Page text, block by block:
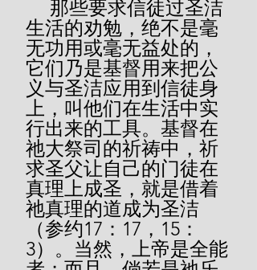
生活的劝勉，绝不是毫
无功用或毫无益处的，
它们乃是基督用来把公
义与圣洁应用到信徒身
上，叫他们在生活中实
行出来的工具。基督在
祂大祭司的祈祷中，祈
求圣父让自己的门徒在
真理上成圣，就是借着
祂真理的道成为圣洁
（参约17：17，15：
3）。当然，上帝是全能